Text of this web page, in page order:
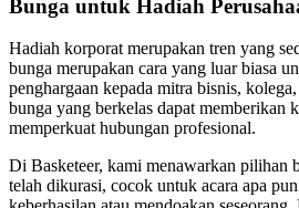
Bunga untuk Hadiah
Hadiah korporat merupakan tren yang
bunga merupakan cara yang luar biasa
penghargaan kepada mitra bisnis,
bunga yang berkelas dapat memberikan
memperkuat hubungan profesional.
Di Basketeer, kami menawarkan pilihan
telah dikurasi, cocok untuk acara apa